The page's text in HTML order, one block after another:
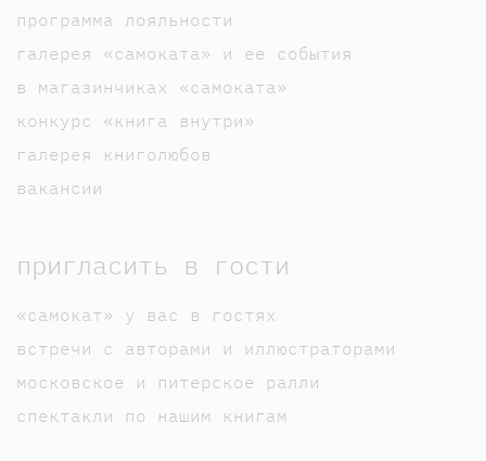
программа лояльности
галерея «самоката» и ее события
в магазинчиках «самоката»
конкурс «книга внутри»
галерея книголюбов
вакансии
пригласить в гости
«самокат» у вас в гостях
встречи с авторами и иллюстраторами
московское и питерское ралли
спектакли по нашим книгам